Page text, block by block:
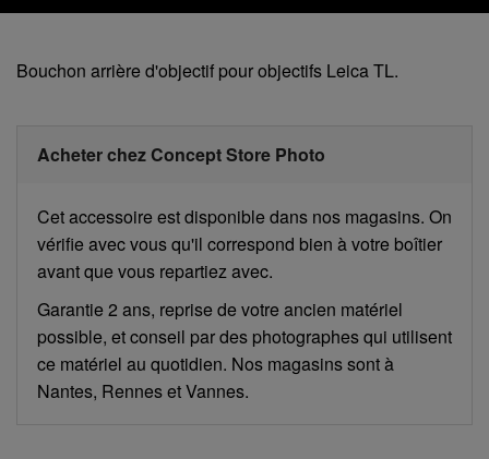
Bouchon arrière d'objectif pour objectifs Leica TL.
Acheter chez Concept Store Photo
Cet accessoire est disponible dans nos magasins. On
vérifie avec vous qu'il correspond bien à votre boîtier
avant que vous repartiez avec.
Garantie 2 ans, reprise de votre ancien matériel
possible, et conseil par des photographes qui utilisent
ce matériel au quotidien. Nos magasins sont à
Nantes, Rennes et Vannes.